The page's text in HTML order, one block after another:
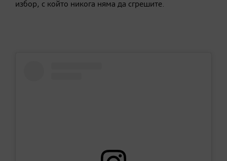
избор, с който никога няма да сгрешите.